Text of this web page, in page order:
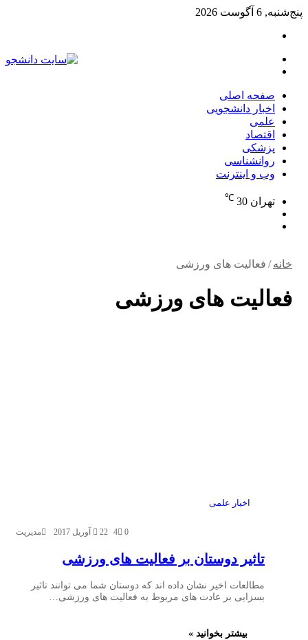
پنج‌شنبه, 6 آگوست 2026
صفحه اصلی
اخبار دانشجویی
علمی
اقتصاد
پزشکی
روانشناسی
وب و اینترنت
تهران 30
℃
خانه / فعالیت های ورزشی
فعالیت های ورزشی
اخبار علمی
مدیریت 22 آوریل 2017 0
4
تاثیر دوستان بر فعالیت های ورزشی
مطالعات اخیر نشان داده اند که دوستان شما می توانند تاثیر
بسزایی بر عادت های مربوط به فعالیت های ورزشی…
بیشتر بخوانید »